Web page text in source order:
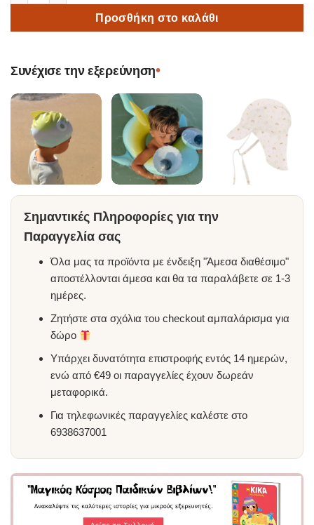
Προσθήκη στο καλάθι
Συνέχισε την εξερεύνηση•
Σημαντικές Πληροφορίες για την
Παραγγελία σας
Όλα μας τα προϊόντα με ένδειξη "Άμεσα διαθέσιμο"
αποστέλλονται άμεσα και θα τα παραλάβετε σε 1-3
ημέρες.
Ζητήστε στα σχόλια του checkout αμπαλάρισμα για
δώρο
Υπάρχει δυνατότητα επιστροφής εντός 14 ημερών,
ενώ από €49 οι παραγγελίες έχουν δωρεάν
μεταφορικά.
Για τηλεφωνικές παραγγελίες καλέστε στο
6938637001